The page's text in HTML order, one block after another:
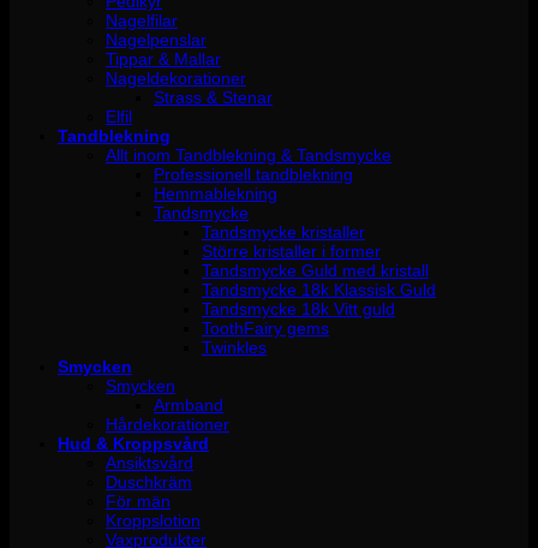
Nagelfilar
Nagelpenslar
Tippar & Mallar
Nageldekorationer
Strass & Stenar
Elfil
Tandblekning
Allt inom Tandblekning & Tandsmycke
Professionell tandblekning
Hemmablekning
Tandsmycke
Tandsmycke kristaller
Större kristaller i former
Tandsmycke Guld med kristall
Tandsmycke 18k Klassisk Guld
Tandsmycke 18k Vitt guld
ToothFairy gems
Twinkles
Smycken
Smycken
Armband
Hårdekorationer
Hud & Kroppsvård
Ansiktsvård
Duschkräm
För män
Kroppslotion
Vaxprodukter